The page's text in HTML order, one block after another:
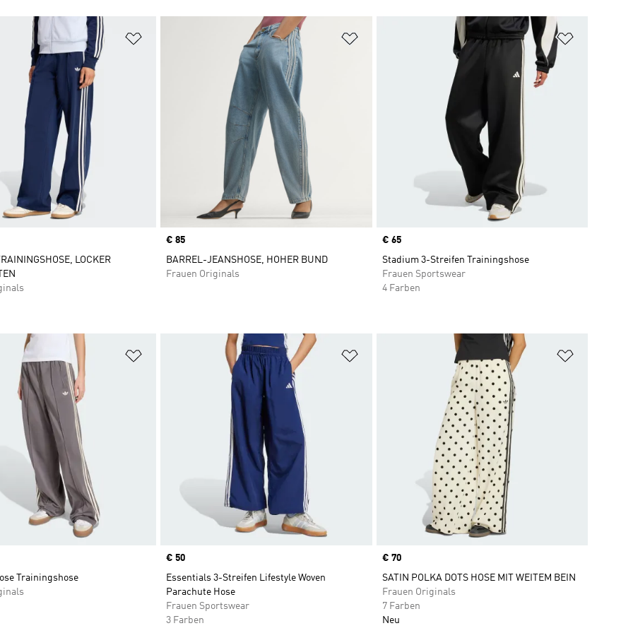
hinzufügen Zur Wunschliste hinzufügen
LOCKER
Zur Wunschliste hinzufügen
Price
€ 85
BARREL-JEANSHOSE, HOHER BUND
Frauen Originals
Price
€ 65
Stadium 3-Streifen Trainingshose
Frauen Sportswear
4 Farben
hinzufügen Zur Wunschliste hinzufügen
Trainingshose
Zur Wunschliste hinzufügen
Price
€ 50
Essentials 3-Streifen Lifestyle Woven
Parachute Hose
Frauen Sportswear
3 Farben
Price
€ 70
SATIN POLKA DOTS HOSE MIT WEITEM BEIN
Frauen Originals
7 Farben
Neu